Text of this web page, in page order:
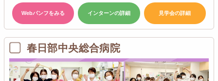
Webパンフをみる インターンの詳細 見学会の詳細
春日部中央総合病院